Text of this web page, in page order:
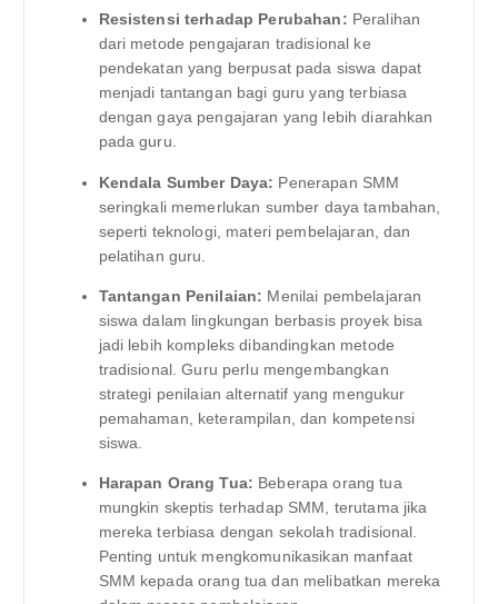
Resistensi terhadap Perubahan: Peralihan
dari metode pengajaran tradisional ke
pendekatan yang berpusat pada siswa dapat
menjadi tantangan bagi guru yang terbiasa
dengan gaya pengajaran yang lebih diarahkan
pada guru.
Kendala Sumber Daya: Penerapan SMM
seringkali memerlukan sumber daya tambahan,
seperti teknologi, materi pembelajaran, dan
pelatihan guru.
Tantangan Penilaian: Menilai pembelajaran
siswa dalam lingkungan berbasis proyek bisa
jadi lebih kompleks dibandingkan metode
tradisional. Guru perlu mengembangkan
strategi penilaian alternatif yang mengukur
pemahaman, keterampilan, dan kompetensi
siswa.
Harapan Orang Tua: Beberapa orang tua
mungkin skeptis terhadap SMM, terutama jika
mereka terbiasa dengan sekolah tradisional.
Penting untuk mengkomunikasikan manfaat
SMM kepada orang tua dan melibatkan mereka